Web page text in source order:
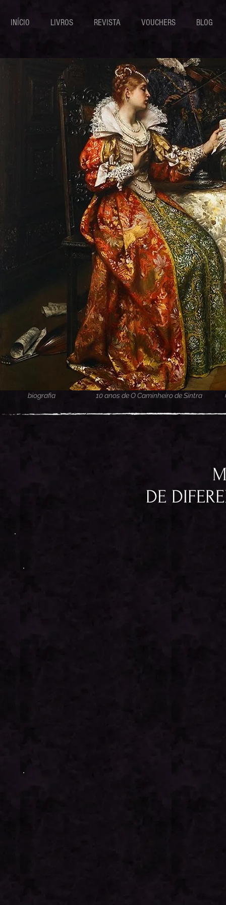
INÍCIO LIVROS REVISTA VOUCHERS BLOG
biografia 10 anos de O Caminheiro de Sintra
DE